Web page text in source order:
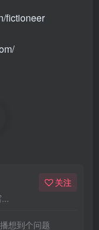
fictioneer
关注
想到个问题